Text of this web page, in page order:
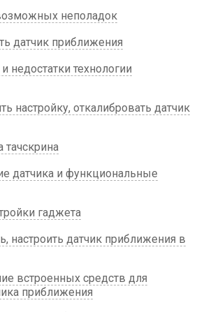
неполадок
датчик приближения
недостатки технологии
настройку, откалибровать датчик
тачскрина
датчика и функциональные
гаджета
настроить датчик приближения в
встроенных средств для
приближения